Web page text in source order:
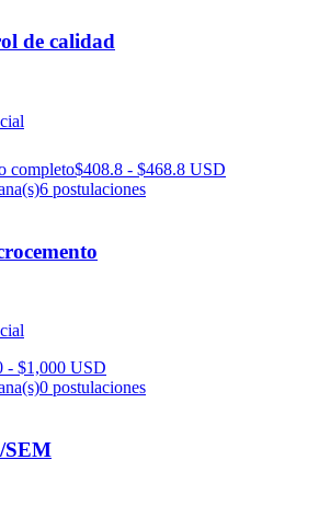
de calidad
completo$408.8 - $468.8 USD
6 postulaciones
- $1,000 USD
0 postulaciones
SEM